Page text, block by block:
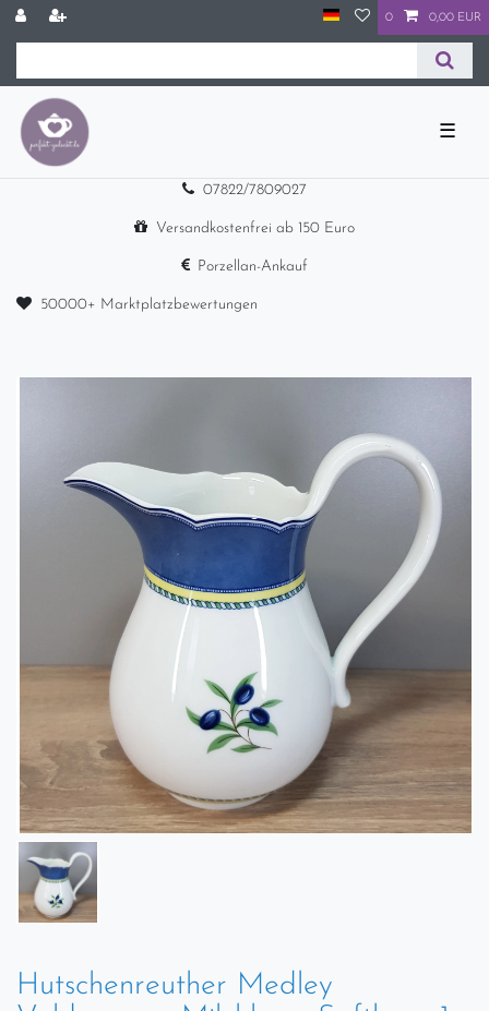
0 0,00 EUR
☰
07822/7809027
Versandkostenfrei ab 150 Euro
Porzellan-Ankauf
50000+ Marktplatzbewertungen
Hutschenreuther Medley